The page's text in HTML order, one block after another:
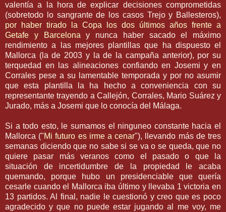
valentía a la hora de explicar decisiones comprometidas
(sobretodo lo sangrante de los casos Trejoy Ballesteros),
por haber tirado la Copa los dos últimos años frente a
Getafe y Barcelonay nunca haber sacado el máximo
rendimiento a las mejores plantillas que ha dispuesto el
Mallorca (la de 2003 y la de la campaña anterior), por su
terquedad en las alineaciones confiando en Josemi y en
Corrales pese a su lamentable temporada y por no asumir
que esta plantilla la ha hecho a conveniencia con su
representante trayendo a Callejón, Corrales, Mario Suárezy
Jurado, más a Josemi que lo conocía del Málaga.
Si a todo esto, le sumamos el ninguneo constante hacia el
Mallorca ("Mi futuro es irme a cenar"), llevando más de tres
semanas diciendo que no sabe si se va o se queda, que no
quiere pasar más veranos como el pasado o que la
situación de incertidumbre de la propiedad le acaba
quemando, porque hubo un presidenciableque quería
cesarle cuando el
Mallorcaiba último y llevaba 1 victoria en
13 partidos. Al final, nadie le cuestionó y creo que es poco
agradecido y que no puede estar jugando al me voy, me